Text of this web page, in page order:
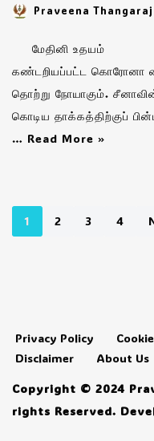
Praveena Thangaraj
மேதினி உதயம்
கண்டறியப்பட்ட கொரோனா
தொற்று நோயாகும்.
கொடிய தாக்கத்திற்குப்
… Read More »
1 2 3 4
Privacy Policy
Disclaimer
About Us
Copyright © 2024
rights Reserved.